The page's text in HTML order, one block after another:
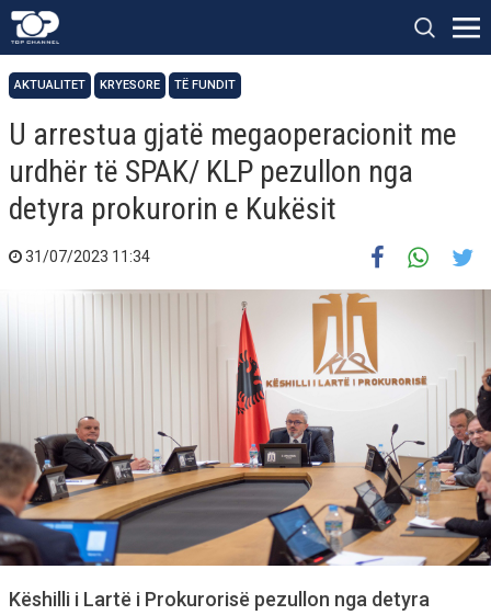
AKTUALITET KRYESORE TË FUNDIT
U arrestua gjatë megaoperacionit me
urdhër të SPAK/ KLP pezullon nga
detyra prokurorin e Kukësit
31/07/2023 11:34
Këshilli i Lartë i Prokurorisë pezullon nga detyra